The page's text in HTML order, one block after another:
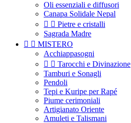
Oli essenziali e diffusori
Canapa Solidale Nepal
  Pietre e cristalli
Sagrada Madre
  MISTERO
Acchiappasogni
  Tarocchi e Divinazione
Tamburi e Sonagli
Pendoli
Tepi e Kuripe per Rapé
Piume cerimoniali
Artigianato Oriente
Amuleti e Talismani